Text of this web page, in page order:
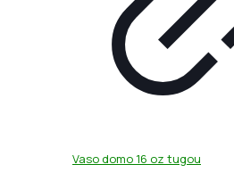
Vaso domo 16 oz tugou